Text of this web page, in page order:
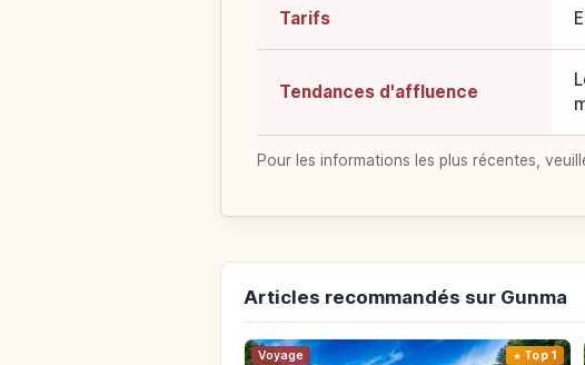
Tarifs
Tendances d'affluence
Pour les informations les plus récentes,
Articles recommandés sur Gunma
Voyage Top 1